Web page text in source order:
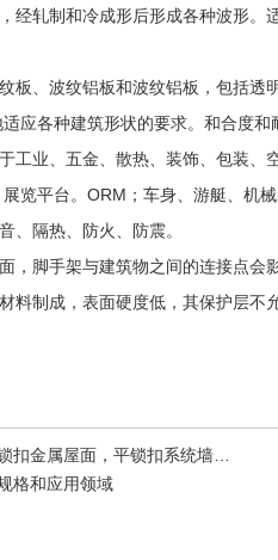
经轧制和冷成形后形成各种波形
板、波纹铝板和波纹铝板，包括
应各种建筑形状的要求。和合度
工业、五金、散热、装饰、包装
览平台。ORM；车身、游艇、机
、隔热、防火、防震。
，脚手架与建筑物之间的连接点
料制成，表面硬度低，其保护层
金属屋面，平锁扣系统墙面？
格和应用领域